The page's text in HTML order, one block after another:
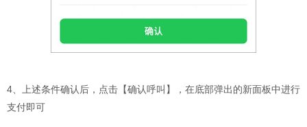
4、上述条件确认后，点击【确认呼叫】，在底部弹出的新面板中进行
支付即可